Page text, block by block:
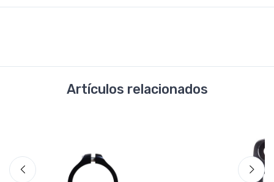
Artículos relacionados